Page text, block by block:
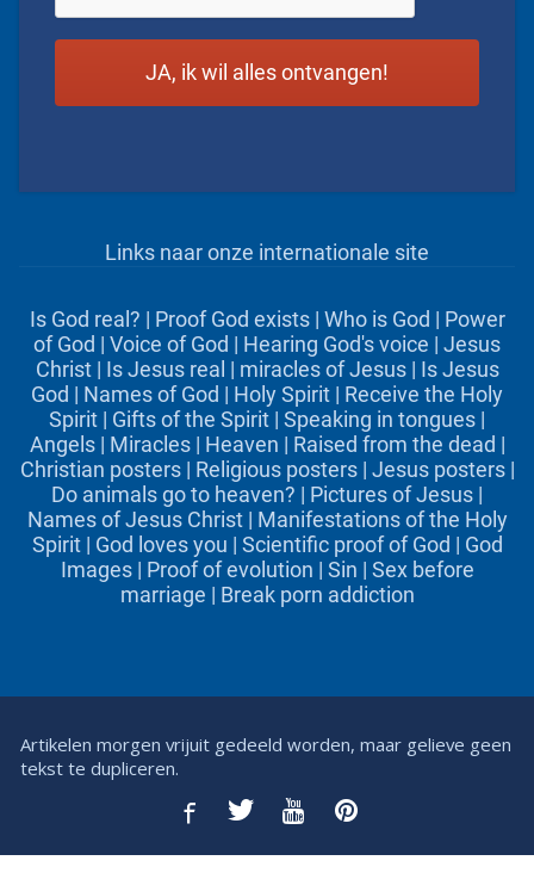
Links naar onze internationale site
Is God real? | Proof God exists| Who is God | Power
of God | Voice of God | Hearing God's voice | Jesus
Christ| Is Jesus real | miracles of Jesus| Is Jesus
God | Names of God | Holy Spirit | Receive the Holy
Spirit | Gifts of the Spirit | Speaking in tongues |
Angels| Miracles| Heaven | Raised from the dead |
Christian posters| Religious posters| Jesus posters|
Do animals go to heaven? | Pictures of Jesus |
Names of Jesus Christ| Manifestations of the Holy
Spirit| God loves you | Scientific proof of God | God
Images| Proof of evolution | Sin | Sex before
marriage | Break porn addiction
Artikelen morgen vrijuit gedeeld worden, maar gelieve geen
tekst te dupliceren.